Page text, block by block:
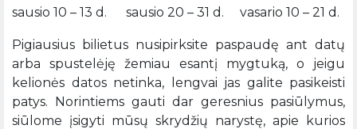
sausio 10 – 13 d. sausio 20 – 31 d. vasario 10 – 21 d.
Pigiausius bilietus nusipirksite paspaudę ant datų
arba spustelėję žemiau esantį mygtuką, o jeigu
kelionės datos netinka, lengvai jas galite pasikeisti
patys. Norintiems gauti dar geresnius pasiūlymus,
siūlome įsigyti mūsų skrydžių narystę, apie kurios